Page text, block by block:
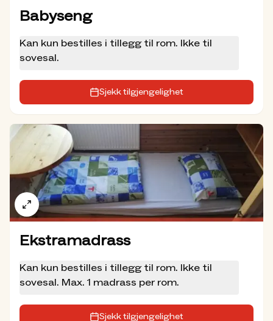
* Påfylling av termos
Hjelp oss å være bærekraftige, bær med deg
ditt eget sengetøy/lakenpose til fjells!
Babyseng
Kan kun bestilles i tillegg til rom. Ikke til
sovesal.
Sjekk tilgjengelighet
Ekstramadrass
Kan kun bestilles i tillegg til rom. Ikke til
sovesal. Max. 1 madrass per rom.
Sjekk tilgjengelighet